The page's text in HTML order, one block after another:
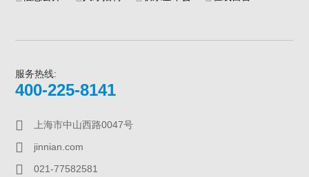
服务热线:
400-225-8141
上海市中山西路0047号
jinnian.com
021-77582581